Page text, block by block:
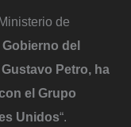
de
Gobierno del
Petro, ha
el Grupo
Unidos“.